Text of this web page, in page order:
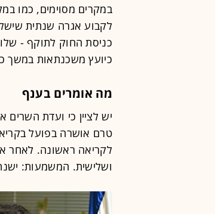
במקרים מסוימים, כמו
לקבוע אגרה שנתית
כניסת החוק לתוקף -
כיועץ משכנתאות במשך
מה אומרים בענף
יש לציין כי ועדת
טרם אושרה בפועל
לקריאה ראשונה. לאחר
ושלישית. המשמעות: